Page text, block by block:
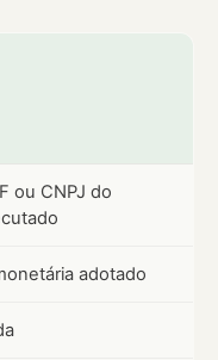
ou CNPJ do
adotado